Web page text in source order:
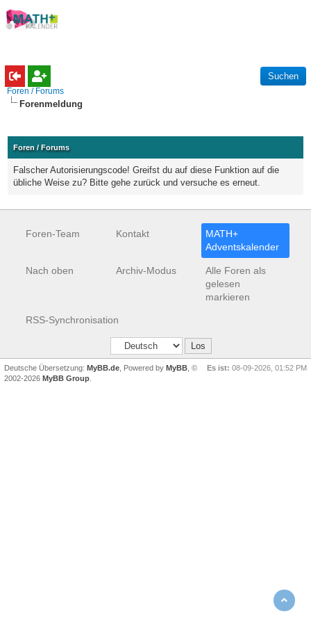
Foren / Forums
Forenmeldung
Foren / Forums
Falscher Autorisierungscode! Greifst du auf diese Funktion auf die
übliche Weise zu? Bitte gehe zurück und versuche es erneut.
Foren-Team Kontakt
MATH+
Adventskalender
Nach oben Archiv-Modus
Alle Foren als
gelesen
markieren
RSS-Synchronisation
Es ist: 08-09-2026, 01:52 PM
Deutsche Übersetzung: MyBB.de , Powered by MyBB , ©
2002-2026 MyBB Group